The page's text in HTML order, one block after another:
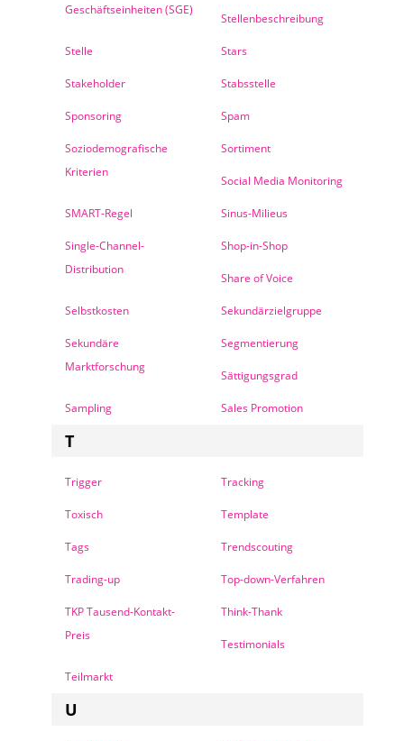
Geschäftseinheiten (SGE)
Stellenbeschreibung
Stelle Stars
Stakeholder Stabsstelle
Sponsoring Spam
Soziodemografische
Kriterien
Sortiment
Social Media Monitoring
SMART-Regel Sinus-Milieus
Single-Channel-
Distribution
Shop-in-Shop
Share of Voice
Selbstkosten Sekundärzielgruppe
Sekundäre
Marktforschung
Segmentierung
Sättigungsgrad
Sampling Sales Promotion
T
Trigger Tracking
Toxisch Template
Tags Trendscouting
Trading-up Top-down-Verfahren
TKP Tausend-Kontakt-
Preis
Think-Thank
Testimonials
Teilmarkt
U